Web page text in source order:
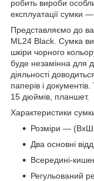
робить вироби
експлуатації сумки —
Представляємо до
ML24 Black. Сумка
шкіри чорного
буде незамінна для
діяльності
паперів і
15 дюймів, планшет.
Характеристики
Розміри —
Два основні
Всередині-
Регульований